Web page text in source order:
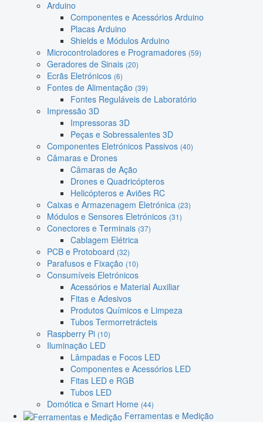
Arduino
Componentes e Acessórios Arduino
Placas Arduino
Shields e Módulos Arduino
Microcontroladores e Programadores (59)
Geradores de Sinais (20)
Ecrãs Eletrónicos (6)
Fontes de Alimentação (39)
Fontes Reguláveis de Laboratório
Impressão 3D
Impressoras 3D
Peças e Sobressalentes 3D
Componentes Eletrónicos Passivos (40)
Câmaras e Drones
Câmaras de Ação
Drones e Quadricópteros
Helicópteros e Aviões RC
Caixas e Armazenagem Eletrónica (23)
Módulos e Sensores Eletrónicos (31)
Conectores e Terminais (37)
Cablagem Elétrica
PCB e Protoboard (32)
Parafusos e Fixação (10)
Consumíveis Eletrónicos
Acessórios e Material Auxiliar
Fitas e Adesivos
Produtos Químicos e Limpeza
Tubos Termorretrácteis
Raspberry Pi (10)
Iluminação LED
Lâmpadas e Focos LED
Componentes e Acessórios LED
Fitas LED e RGB
Tubos LED
Domótica e Smart Home (44)
Ferramentas e Medição